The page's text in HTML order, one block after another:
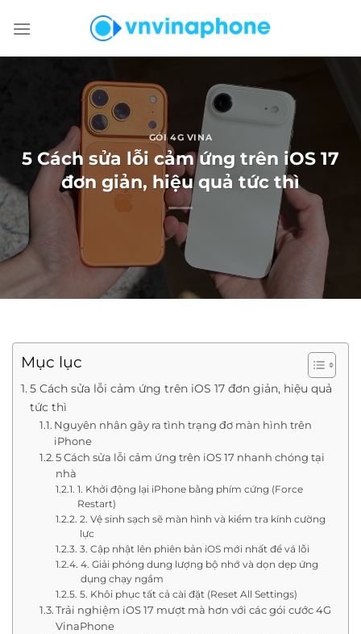
đến
GÓI 4G VINA
5 Cách sửa lỗi cảm ứng trên iOS 17
đơn giản, hiệu quả tức thì
Mục lục
5 Cách sửa lỗi cảm ứng trên iOS 17 đơn giản, hiệu quả
tức thì
Nguyên nhân gây ra tình trạng đơ màn hình trên
iPhone
5 Cách sửa lỗi cảm ứng trên iOS 17 nhanh chóng tại
nhà
1. Khởi động lại iPhone bằng phím cứng (Force
Restart)
2. Vệ sinh sạch sẽ màn hình và kiểm tra kính cường
lực
3. Cập nhật lên phiên bản iOS mới nhất để vá lỗi
4. Giải phóng dung lượng bộ nhớ và dọn dẹp ứng
dụng chạy ngầm
5. Khôi phục tất cả cài đặt (Reset All Settings)
Trải nghiệm iOS 17 mượt mà hơn với các gói cước 4G
VinaPhone